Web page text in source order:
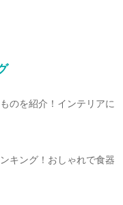
のを紹介！インテリアに
キング！おしゃれで食器